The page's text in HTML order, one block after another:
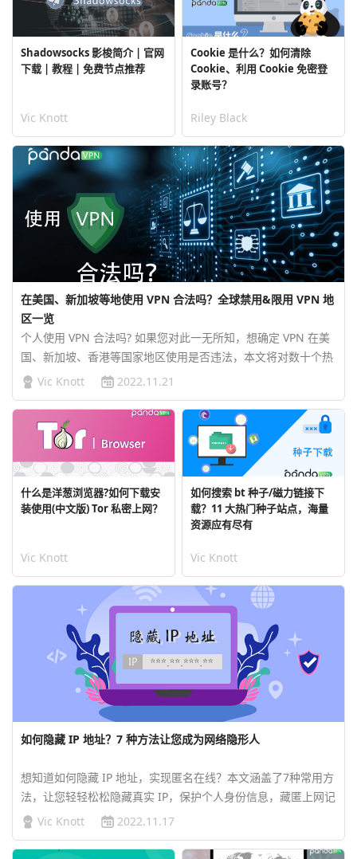
Shadowsocks 影梭简介 | 官网
下载 | 教程 | 免费节点推荐
Vic Knott
Cookie 是什么？如何清除
Cookie、利用 Cookie 免密登
录账号？
Riley Black
在美国、新加坡等地使用 VPN 合法吗？全球禁用&限用 VPN 地
区一览
个人使用 VPN 合法吗? 如果您对此一无所知，想确定 VPN 在美
国、新加坡、香港等国家地区使用是否违法，本文将对数十个热
门国家地区进行 VPN 合法与否的详细阐述。…
Vic Knott 2022.11.21
什么是洋葱浏览器?如何下载安
装使用(中文版) Tor 私密上网？
Vic Knott
如何搜索 bt 种子/磁力链接下
载？11 大热门种子站点，海量
资源应有尽有
Vic Knott
如何隐藏 IP 地址？7 种方法让您成为网络隐形人
想知道如何隐藏 IP 地址，实现匿名在线？本文涵盖了7种常用方
法，让您轻轻松松隐藏真实 IP，保护个人身份信息，藏匿上网记
录，并解锁有地域限制的在线内容。…
Vic Knott 2022.11.17